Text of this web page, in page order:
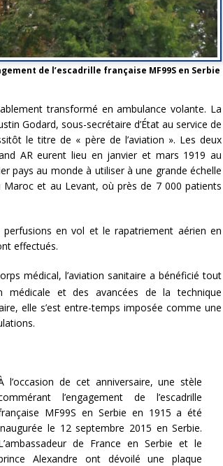
de l’escadrille française MF99S en Serbie
transformé en ambulance volante. La
Godard, sous-secrétaire d’État au service de
le titre de « père de l’aviation ». Les deux
AR eurent lieu en janvier et mars 1919 au
pays au monde à utiliser à une grande échelle
et au Levant, où près de 7 000 patients
en vol et le rapatriement aérien en
effectués.
médical, l’aviation sanitaire a bénéficié tout
médicale et des avancées de la technique
elle s’est entre-temps imposée comme une
l’occasion de cet anniversaire, une stèle
l’engagement de l’escadrille
MF99S en Serbie en 1915 a été
le 12 septembre 2015 en Serbie.
de France en Serbie et le
Alexandre ont dévoilé une plaque